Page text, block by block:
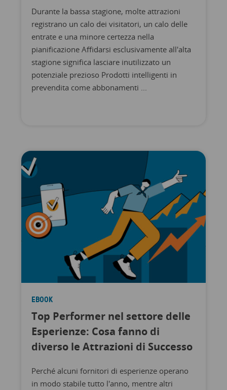
Durante la bassa stagione, molte attrazioni
registrano un calo dei visitatori, un calo delle
entrate e una minore certezza nella
pianificazione Affidarsi esclusivamente all'alta
stagione significa lasciare inutilizzato un
potenziale prezioso Prodotti intelligenti in
prevendita come abbonamenti ...
EBOOK
Top Performer nel settore delle
Esperienze: Cosa fanno di
diverso le Attrazioni di Successo
Perché alcuni fornitori di esperienze operano
in modo stabile tutto l'anno, mentre altri